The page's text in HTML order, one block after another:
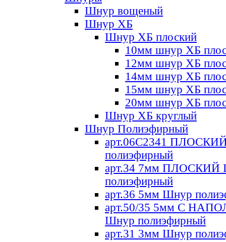
Шнур вощеный
Шнур ХБ
Шнур ХБ плоский
10мм шнур ХБ
12мм шнур ХБ
14мм шнур ХБ
15мм шнур ХБ
20мм шнур ХБ
Шнур ХБ круглый
Шнур Полиэфирный
арт.06С2341
полиэфирный
арт.34 7мм ПЛОСКИЙ
полиэфирный
арт.36 5мм Шнур
арт.50/35 5мм С
Шнур полиэфирный
арт.31 3мм Шнур